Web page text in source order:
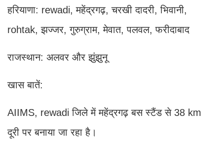
हरियाणा: rewadi, महेंद्रगढ़, चरखी दादरी, भिवानी,
rohtak, झज्जर, गुरुग्राम, मेवात, पलवल, फरीदाबाद
राजस्थान: अलवर और झुंझुनू
खास बातें:
AIIMS, rewadi जिले में महेंद्रगढ़ बस स्टैंड से 38 km
दूरी पर बनाया जा रहा है।